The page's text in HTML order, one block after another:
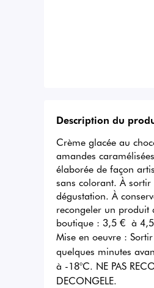
Description du
Crème glacée au
amandes
élaborée de façon
sans colorant. À
dégustation. À
recongeler un produit
boutique : 3,5 €  à
Mise en oeuvre :
quelques minutes
à -18°C. NE PAS
DECONGELE.